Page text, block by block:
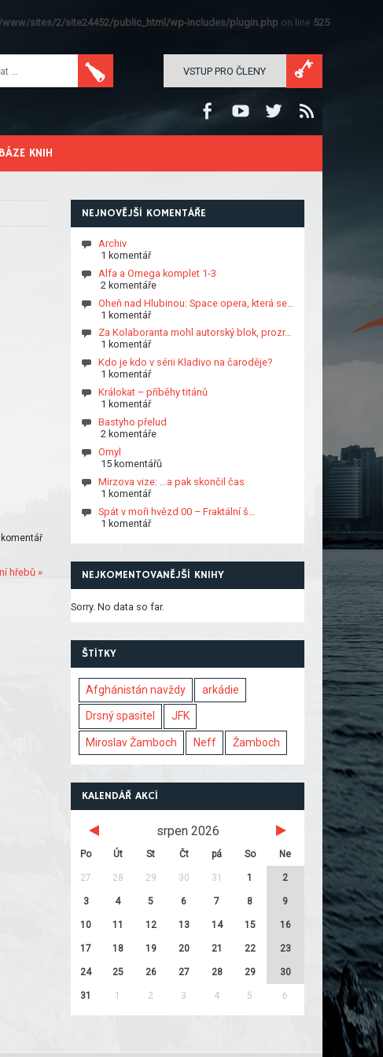
/www/sites/2/site24452/public_html/wp-includes/plugin.php on line 525
VSTUP PRO ČLENY
KNIH
hřebů »
NEJNOVĚJŠÍ KOMENTÁŘE
Archiv
1 komentář
Alfa a Omega komplet 1-3
2 komentáře
Oheň nad Hlubinou: Space opera, která se…
1 komentář
Za Kolaboranta mohl autorský blok, prozr…
1 komentář
Kdo je kdo v sérii Kladivo na čaroděje?
1 komentář
Králokat – příběhy titánů
1 komentář
Bastyho přelud
2 komentáře
Omyl
15 komentářů
Mirzova vize: …a pak skončil čas
1 komentář
Spát v moři hvězd 00 – Fraktální š…
1 komentář
NEJKOMENTOVANĚJŠÍ KNIHY
Sorry. No data so far.
ŠTÍTKY
Afghánistán navždy arkádie
Drsný spasitel JFK
Miroslav Žamboch Neff Žamboch
KALENDÁŘ AKCÍ
srpen 2026
Po Út St Čt pá So Ne
27 28 29 30 31 1 2
3 4 5 6 7 8 9
10 11 12 13 14 15 16
17 18 19 20 21 22 23
24 25 26 27 28 29 30
31 1 2 3 4 5 6